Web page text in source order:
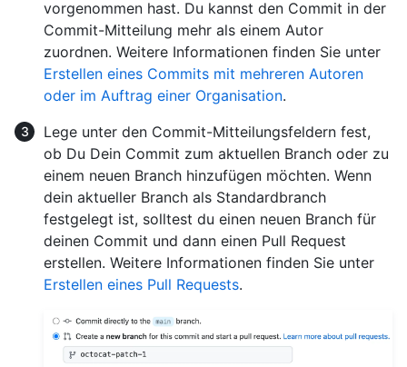
vorgenommen hast. Du kannst den Commit in der
Commit-Mitteilung mehr als einem Autor
zuordnen. Weitere Informationen finden Sie unter
Erstellen eines Commits mit mehreren Autoren
oder im Auftrag einer Organisation.
Lege unter den Commit-Mitteilungsfeldern fest,
ob Du Dein Commit zum aktuellen Branch oder zu
einem neuen Branch hinzufügen möchten. Wenn
dein aktueller Branch als Standardbranch
festgelegt ist, solltest du einen neuen Branch für
deinen Commit und dann einen Pull Request
erstellen. Weitere Informationen finden Sie unter
Erstellen eines Pull Requests.